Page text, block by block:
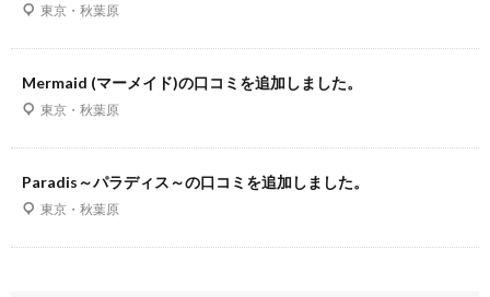
東京・秋葉原
Mermaid (マーメイド)の口コミを追加しました。
東京・秋葉原
Paradis～パラディス～の口コミを追加しました。
東京・秋葉原